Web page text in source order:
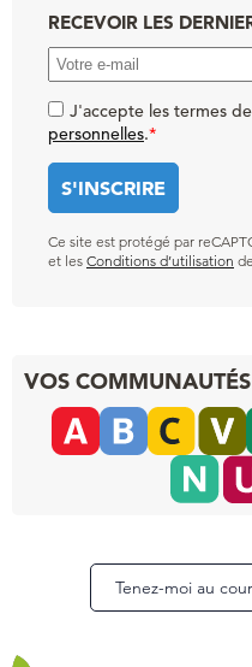
RECEVOIR LES
J'accepte les termes
personnelles.*
Ce site est protégé par
et les Conditions d’utilisation
VOS
Tenez-moi au